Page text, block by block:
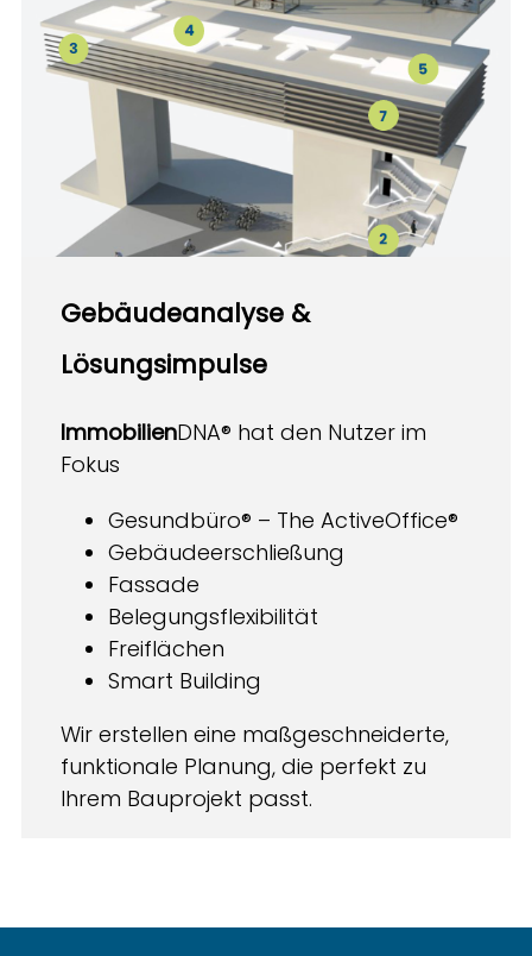
Gebäudeanalyse &
Lösungsimpulse
ImmobilienDNA® hat den Nutzer im
Fokus
Gesundbüro® – The ActiveOffice®
Gebäudeerschließung
Fassade
Belegungsflexibilität
Freiflächen
Smart Building
Wir erstellen eine maßgeschneiderte,
funktionale Planung, die perfekt zu
Ihrem Bauprojekt passt.